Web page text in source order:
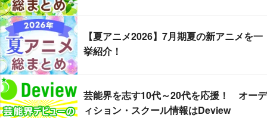
【夏アニメ2026】7月期夏の新アニメを一
挙紹介！
芸能界を志す10代～20代を応援！ オーデ
ィション・スクール情報はDeview